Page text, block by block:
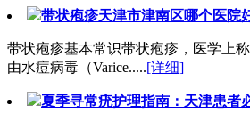
带状疱疹天津市津南区哪个医院
带状疱疹基本常识带状疱疹，医学上
由水痘病毒（Varice.....[详细]
夏季寻常疣护理指南：天津患者